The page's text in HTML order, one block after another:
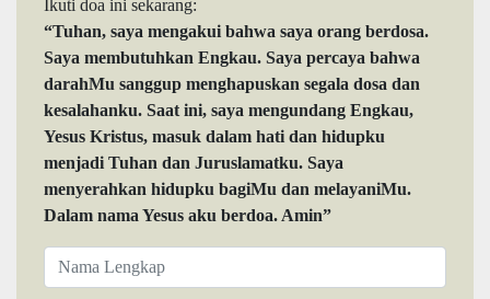
Ikuti doa ini sekarang:
“Tuhan, saya mengakui bahwa saya orang berdosa.
Saya membutuhkan Engkau. Saya percaya bahwa
darahMu sanggup menghapuskan segala dosa dan
kesalahanku. Saat ini, saya mengundang Engkau,
Yesus Kristus, masuk dalam hati dan hidupku
menjadi Tuhan dan Juruslamatku. Saya
menyerahkan hidupku bagiMu dan melayaniMu.
Dalam nama Yesus aku berdoa. Amin”